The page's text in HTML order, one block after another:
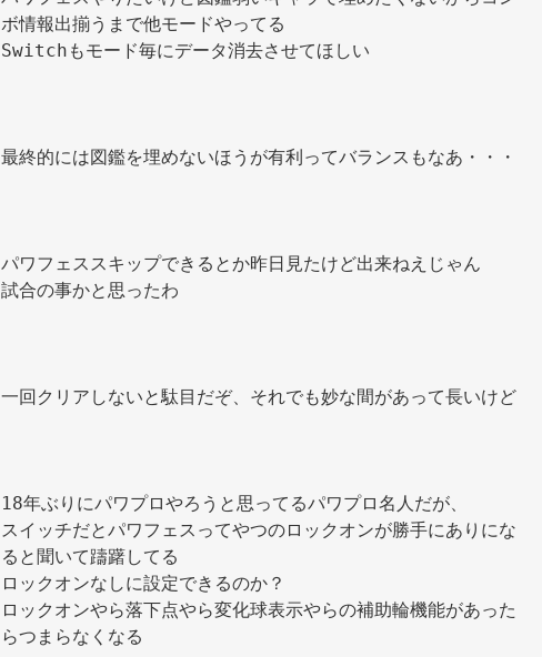
ボ情報出揃うまで他モードやってる
Switchもモード毎にデータ消去させてほしい
パワフェススキップできるとか昨日見たけど出来ねえじゃん
試合の事かと思ったわ
18年ぶりにパワプロやろうと思ってるパワプロ名人だが、
スイッチだとパワフェスってやつのロックオンが勝手にありにな
ると聞いて躊躇してる
ロックオンなしに設定できるのか？
ロックオンやら落下点やら変化球表示やらの補助輪機能があった
らつまらなくなる